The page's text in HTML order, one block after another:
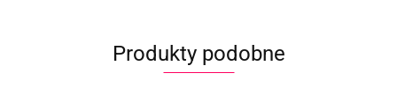
Produkty podobne